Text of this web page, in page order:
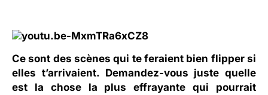
Ce sont des scènes qui te feraient bien flipper si
elles t’arrivaient. Demandez-vous juste quelle
est la chose la plus effrayante qui pourrait